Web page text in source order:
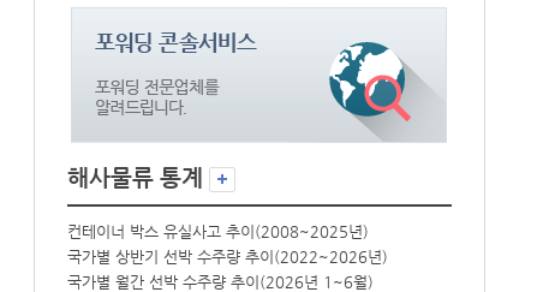
해사물류 통계
컨테이너 박스 유실사고 추이(2008~2025년)
국가별 상반기 선박 수주량 추이(2022~2026년)
국가별 월간 선박 수주량 추이(2026년 1~6월)